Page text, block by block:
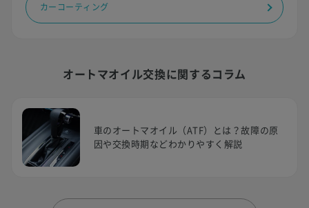
カーコーティング
オートマオイル交換に関するコラム
車のオートマオイル（ATF）とは？故障の原
因や交換時期などわかりやすく解説